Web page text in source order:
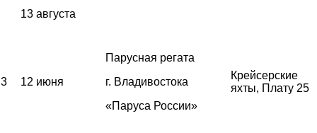
13 августа
3 12 июня
Парусная регата
г. Владивостока
«Паруса России»
Крейсерские
яхты, Плату 25